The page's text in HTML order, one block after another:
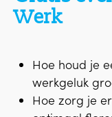
Werk
Hoe houd je
werkgeluk
Hoe zorg je